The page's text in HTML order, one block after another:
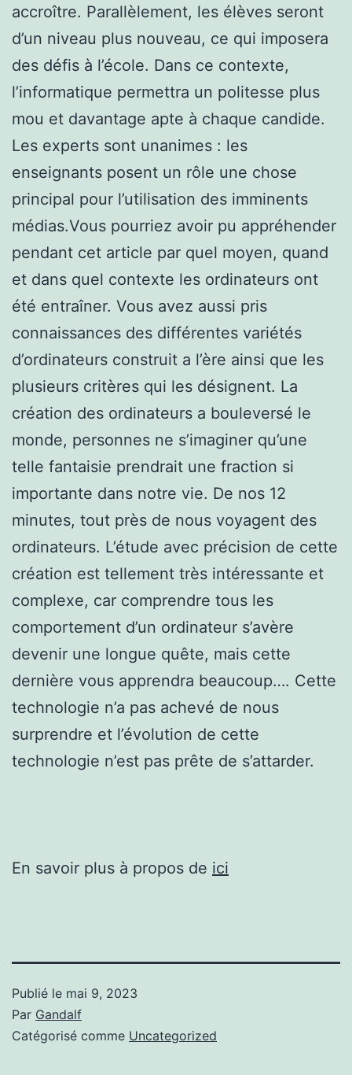
accroître. Parallèlement, les élèves seront
d’un niveau plus nouveau, ce qui imposera
des défis à l’école. Dans ce contexte,
l’informatique permettra un politesse plus
mou et davantage apte à chaque candide.
Les experts sont unanimes : les
enseignants posent un rôle une chose
principal pour l’utilisation des imminents
médias.Vous pourriez avoir pu appréhender
pendant cet article par quel moyen, quand
et dans quel contexte les ordinateurs ont
été entraîner. Vous avez aussi pris
connaissances des différentes variétés
d’ordinateurs construit a l’ère ainsi que les
plusieurs critères qui les désignent. La
création des ordinateurs a bouleversé le
monde, personnes ne s’imaginer qu’une
telle fantaisie prendrait une fraction si
importante dans notre vie. De nos 12
minutes, tout près de nous voyagent des
ordinateurs. L’étude avec précision de cette
création est tellement très intéressante et
complexe, car comprendre tous les
comportement d’un ordinateur s’avère
devenir une longue quête, mais cette
dernière vous apprendra beaucoup…. Cette
technologie n’a pas achevé de nous
surprendre et l’évolution de cette
technologie n’est pas prête de s’attarder.
En savoir plus à propos de ici
Publié le mai 9, 2023
Par Gandalf
Catégorisé comme Uncategorized